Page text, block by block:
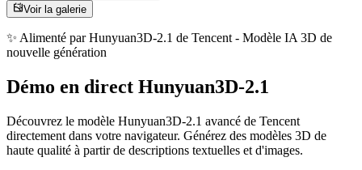
Voir la galerie
✨ Alimenté par Hunyuan3D-2.1 de Tencent - Modèle IA 3D de
nouvelle génération
Démo en direct Hunyuan3D-2.1
Découvrez le modèle Hunyuan3D-2.1 avancé de Tencent
directement dans votre navigateur. Générez des modèles 3D de
haute qualité à partir de descriptions textuelles et d'images.